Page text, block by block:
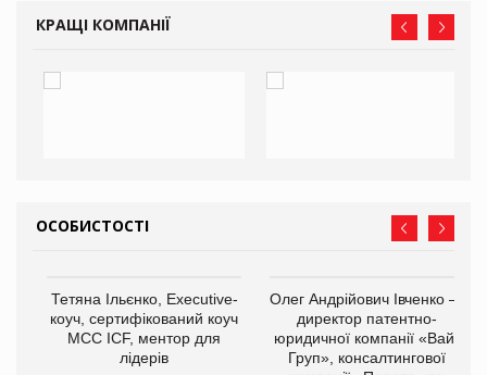
КРАЩІ КОМПАНІЇ
ОСОБИСТОСТІ
Тетяна Ільєнко, Executive-
коуч, сертифікований коуч
МСС ICF, ментор для
лідерів
Олег Андрійович Івченко —
директор патентно-
юридичної компанії «Вайз
Груп», консалтингової